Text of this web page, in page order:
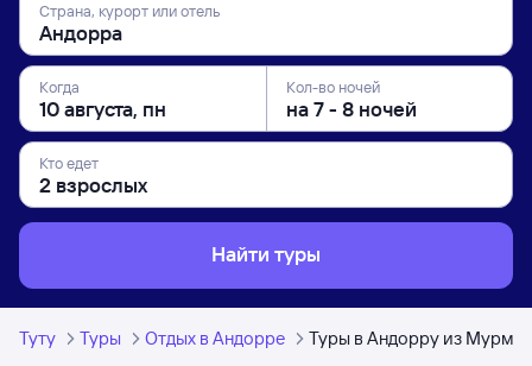
Страна, курорт или отель
Когда Кол-во ночей
Кто едет
Найти туры
Туту Туры Отдых в Андорре Туры в Андорру из